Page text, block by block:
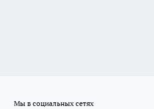
Мы в социальных сетях